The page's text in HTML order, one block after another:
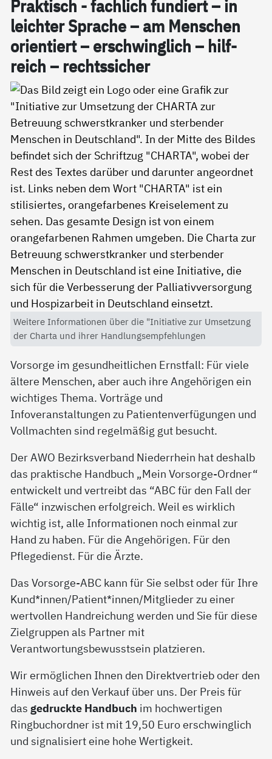
Prak­tisch - fach­lich fun­diert – in
leich­ter Spra­che – am Men­schen
ori­en­tiert – er­schwing­lich – hil­f­
reich – rechts­si­cher
Weitere Informationen über die "Initiative zur Umsetzung
der Charta und ihrer Handlungsempfehlungen
Vorsorge im gesundheitlichen Ernstfall: Für viele
ältere Menschen, aber auch ihre Angehörigen ein
wichtiges Thema. Vorträge und
Infoveranstaltungen zu Patientenverfügungen und
Vollmachten sind regelmäßig gut besucht.
Der AWO Bezirksverband Niederrhein hat deshalb
das praktische Handbuch „Mein Vorsorge-Ordner“
entwickelt und vertreibt das “ABC für den Fall der
Fälle“ inzwischen erfolgreich. Weil es wirklich
wichtig ist, alle Informationen noch einmal zur
Hand zu haben. Für die Angehörigen. Für den
Pflegedienst. Für die Ärzte.
Das Vorsorge-ABC kann für Sie selbst oder für Ihre
Kund*innen/Patient*innen/Mitglieder zu einer
wertvollen Handreichung werden und Sie für diese
Zielgruppen als Partner mit
Verantwortungsbewusstsein platzieren.
Wir ermöglichen Ihnen den Direktvertrieb oder den
Hinweis auf den Verkauf über uns. Der Preis für
das gedruckte Handbuch im hochwertigen
Ringbuchordner ist mit 19,50 Euro erschwinglich
und signalisiert eine hohe Wertigkeit.